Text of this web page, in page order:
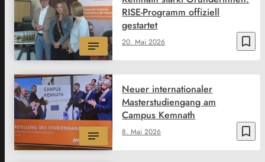
bookmark_border
20. Mai 2026
RISE-Programm offiziell
gestartet
bookmark_border
8. Mai 2026
Neuer internationaler
Masterstudiengang am
Campus Kemnath